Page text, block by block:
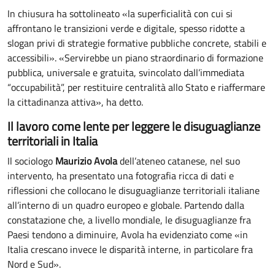
In chiusura ha sottolineato «la superficialità con cui si
affrontano le transizioni verde e digitale, spesso ridotte a
slogan privi di strategie formative pubbliche concrete, stabili e
accessibili». «Servirebbe un piano straordinario di formazione
pubblica, universale e gratuita, svincolato dall’immediata
“occupabilità”, per restituire centralità allo Stato e riaffermare
la cittadinanza attiva», ha detto.
Il lavoro come lente per leggere le disuguaglianze
territoriali in Italia
Il sociologo Maurizio Avoladell’ateneo catanese, nel suo
intervento, ha presentato una fotografia ricca di dati e
riflessioni che collocano le disuguaglianze territoriali italiane
all’interno di un quadro europeo e globale. Partendo dalla
constatazione che, a livello mondiale, le disuguaglianze fra
Paesi tendono a diminuire, Avola ha evidenziato come «in
Italia crescano invece le disparità interne, in particolare fra
Nord e Sud».